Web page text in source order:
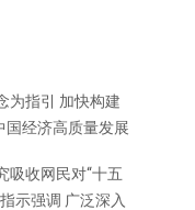
为指引 加快构建
经济高质量发展
吸收网民对“十五
示强调 广泛深入